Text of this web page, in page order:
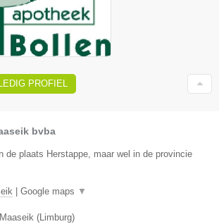
PROFIEL
bvba
de plaats Herstappe, maar wel in de provincie
Google maps ▼
Maaseik (Limburg)